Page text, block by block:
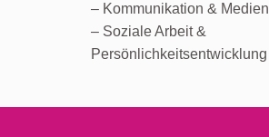
– Kommunikation & Medien
– Soziale Arbeit &
Persönlichkeitsentwicklung